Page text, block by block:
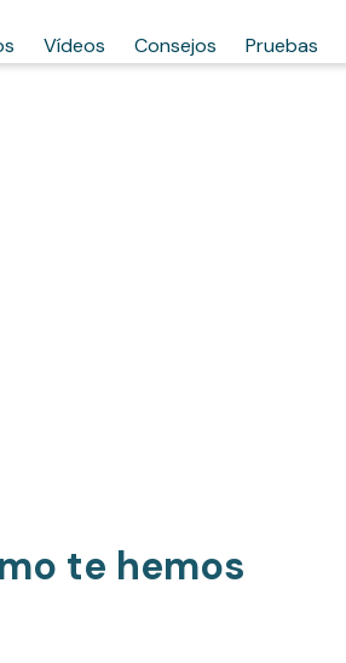
Vídeos Consejos Pruebas
te hemos